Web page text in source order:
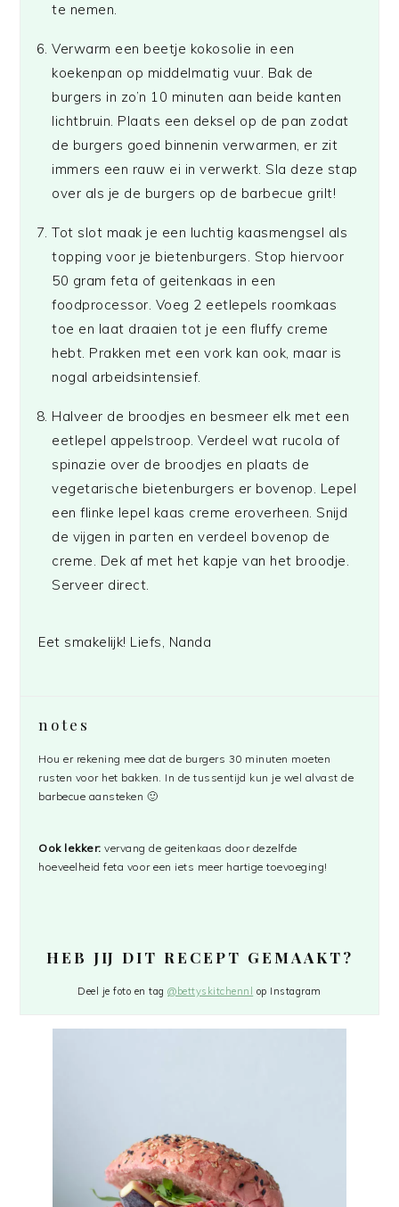
te nemen.
Verwarm een beetje kokosolie in een
koekenpan op middelmatig vuur. Bak de
burgers in zo’n 10 minuten aan beide kanten
lichtbruin. Plaats een deksel op de pan zodat
de burgers goed binnenin verwarmen, er zit
immers een rauw ei in verwerkt. Sla deze stap
over als je de burgers op de barbecue grilt!
Tot slot maak je een luchtig kaasmengsel als
topping voor je bietenburgers. Stop hiervoor
50 gram feta of geitenkaas in een
foodprocessor. Voeg 2 eetlepels roomkaas
toe en laat draaien tot je een fluffy creme
hebt. Prakken met een vork kan ook, maar is
nogal arbeidsintensief.
Halveer de broodjes en besmeer elk met een
eetlepel appelstroop. Verdeel wat rucola of
spinazie over de broodjes en plaats de
vegetarische bietenburgers er bovenop. Lepel
een flinke lepel kaas creme eroverheen. Snijd
de vijgen in parten en verdeel bovenop de
creme. Dek af met het kapje van het broodje.
Serveer direct.
Eet smakelijk! Liefs, Nanda
notes
Hou er rekening mee dat de burgers 30 minuten moeten
rusten voor het bakken. In de tussentijd kun je wel alvast de
barbecue aansteken 🙂
Ook lekker: vervang de geitenkaas door dezelfde
hoeveelheid feta voor een iets meer hartige toevoeging!
HEB JIJ DIT RECEPT GEMAAKT?
Deel je foto en tag@bettyskitchennl op Instagram